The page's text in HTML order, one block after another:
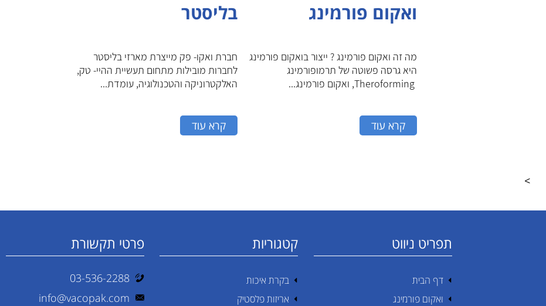
ואקום פורמינג
מה זה ואקום פורמינג ? ייצור בואקום פורמינג
היא גרסה פשוטה של תרמופורמינג
Theroforming, ואקום פורמינג...
קרא עוד
בליסטר
חברת ואקו- פק מייצרת מארזי בליסטר
לחברות מובילות מתחום תעשיית ההיי- טק,
האלקטרוניקה והטכנולוגיה, עומדת...
קרא עוד
>
תפריט ניווט
דף הבית
ואקום פורמינג
קטגוריות
בקרת איכות
אריזות פלסטיק
פרטי תקשורת
03-536-2288
info@vacopak.com